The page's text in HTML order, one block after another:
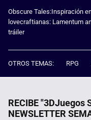
Obscure Tales:Inspiración
lovecraftianas: Lamentum
tráiler
OTROS TEMAS: RPG
RECIBE "3DJuegos
NEWSLETTER